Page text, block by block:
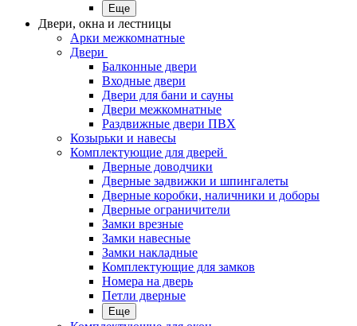
Еще
Двери, окна и лестницы
Арки межкомнатные
Двери
Балконные двери
Входные двери
Двери для бани и сауны
Двери межкомнатные
Раздвижные двери ПВХ
Козырьки и навесы
Комплектующие для дверей
Дверные доводчики
Дверные задвижки и шпингалеты
Дверные коробки, наличники и доборы
Дверные ограничители
Замки врезные
Замки навесные
Замки накладные
Комплектующие для замков
Номера на дверь
Петли дверные
Еще